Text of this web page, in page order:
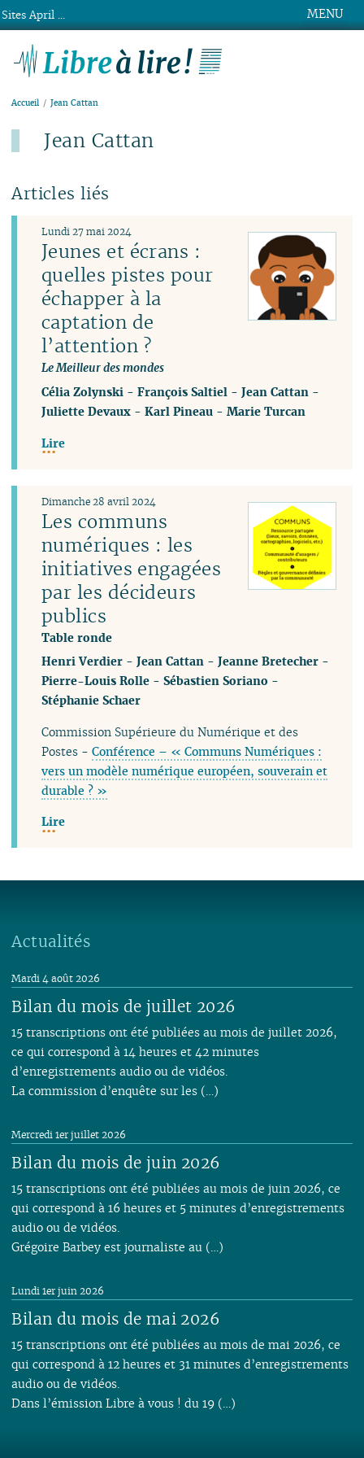
MENU
Accueil Jean Cattan
Jean Cattan
Articles liés
Jeunes et écrans :
quelles pistes pour
échapper à la
captation de
l’attention ?
Le Meilleur des mondes
Lundi 27 mai 2024
Célia Zolynski -François Saltiel -Jean Cattan -
Juliette Devaux -Karl Pineau -Marie Turcan
Lire
Les communs
numériques : les
initiatives engagées
par les décideurs
publics
Table ronde
Dimanche 28 avril 2024
Henri Verdier -Jean Cattan -Jeanne Bretecher -
Pierre-Louis Rolle -Sébastien Soriano -
Stéphanie Schaer
Commission Supérieure du Numérique et des
Postes -Conférence – « Communs Numériques :
vers un modèle numérique européen, souverain et
durable ? »
Lire
Actualités
Bilan du mois de juillet 2026
Mardi 4 août 2026
15 transcriptions ont été publiées au mois de juillet 2026,
ce qui correspond à 14 heures et 42 minutes
d’enregistrements audio ou de vidéos.
La commission d’enquête sur les (…)
Bilan du mois de juin 2026
Mercredi 1er juillet 2026
15 transcriptions ont été publiées au mois de juin 2026, ce
qui correspond à 16 heures et 5 minutes d’enregistrements
audio ou de vidéos.
Grégoire Barbey est journaliste au (…)
Bilan du mois de mai 2026
Lundi 1er juin 2026
15 transcriptions ont été publiées au mois de mai 2026, ce
qui correspond à 12 heures et 31 minutes d’enregistrements
audio ou de vidéos.
Dans l’émission Libre à vous ! du 19 (…)
Sites April ...